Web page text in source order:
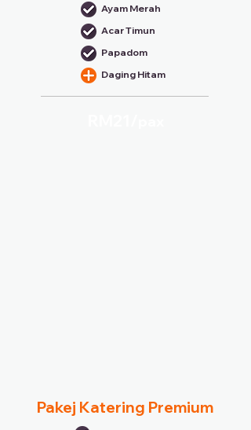
Ayam Merah
Acar Timun
Papadom
Daging Hitam
Pakej Katering Premium